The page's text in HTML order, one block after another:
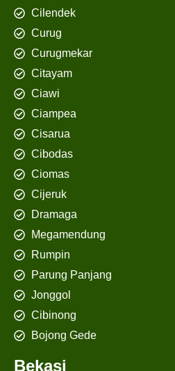
Cilendek
Curug
Curugmekar
Citayam
Ciawi
Ciampea
Cisarua
Cibodas
Ciomas
Cijeruk
Dramaga
Megamendung
Rumpin
Parung Panjang
Jonggol
Cibinong
Bojong Gede
Bekasi